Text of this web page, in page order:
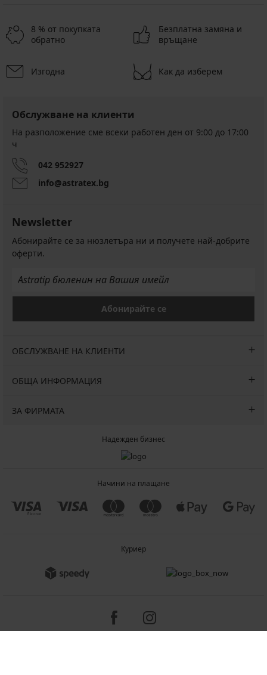
-20 % BRA20
Сутиен
Vestia
подплатен
с
подвижни
(95,82
лв.)
39,19
(76,65
Сутиен
Gossard
Encore
87,99
(172,09
лв.)
8 % от покупката
обратно
Безплатна замяна и
връщане
Изгодна Как да изберем
Обслужване на клиенти
На разположение сме всеки работен ден от 9:00 до 17:00
ч
042 952927
info@astratex.bg
Newsletter
Абонирайте се за нюзлетъра ни и получете най-добрите
оферти.
Абонирайте се
ОБСЛУЖВАНЕ НА КЛИЕНТИ
ОБЩА ИНФОРМАЦИЯ
ЗА ФИРМАТА
Надежден бизнес
Начини на плащане
Куриер